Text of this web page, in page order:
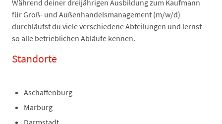
Während deiner dreijährigen Ausbildung zum Kaufmann
für Groß- und Außenhandelsmanagement (m/w/d)
durchläufst du viele verschiedene Abteilungen und lernst
so alle betrieblichen Abläufe kennen.
Standorte
Aschaffenburg
Marburg
Darmstadt